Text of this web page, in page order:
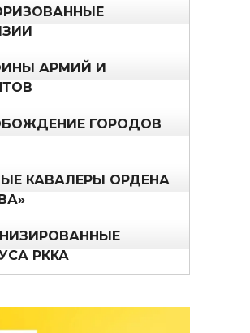
АРМИЙ И
ГОРОДОВ
КАВАЛЕРЫ ОРДЕНА
РККА